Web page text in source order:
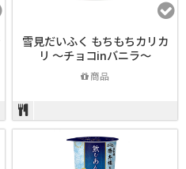
雪見だいふく もちもちカリカ
リ ～チョコinバニラ～
商品